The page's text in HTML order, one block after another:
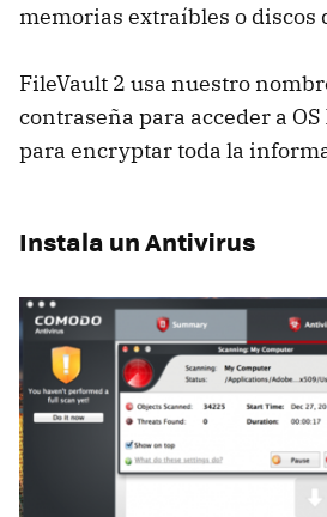
memorias extraíbles o discos
FileVault 2 usa nuestro
contraseña para acceder a
para encryptar toda la
Instala un Antivirus